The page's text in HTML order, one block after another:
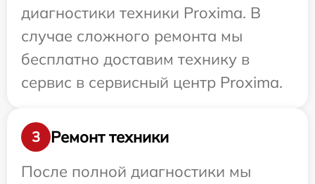
диагностики техники Proxima. В
случае сложного ремонта мы
бесплатно доставим технику в
сервис в сервисный центр Proxima.
3
Ремонт техники
После полной диагностики мы